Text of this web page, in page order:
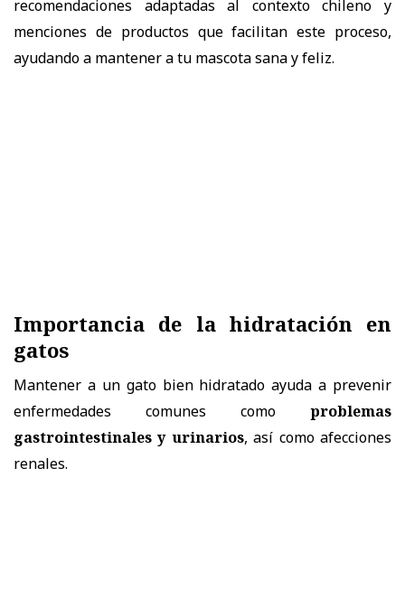
recomendaciones adaptadas al contexto chileno y
menciones de productos que facilitan este proceso,
ayudando a mantener a tu mascota sana y feliz.
Importancia de la hidratación en
gatos
Mantener a un gato bien hidratado ayuda a prevenir
enfermedades comunes como problemas
gastrointestinales y urinarios, así como afecciones
renales.